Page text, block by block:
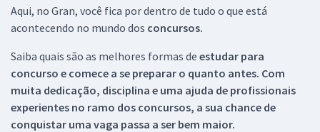
Aqui, no Gran, você fica por dentro de tudo o que está
acontecendo no mundo dos concursos.
Saiba quais são as melhores formas de estudar para
concurso e comece a se preparar o quanto antes. Com
muita dedicação, disciplina e uma ajuda de profissionais
experientes no ramo dos concursos, a sua chance de
conquistar uma vaga passa a ser bem maior.